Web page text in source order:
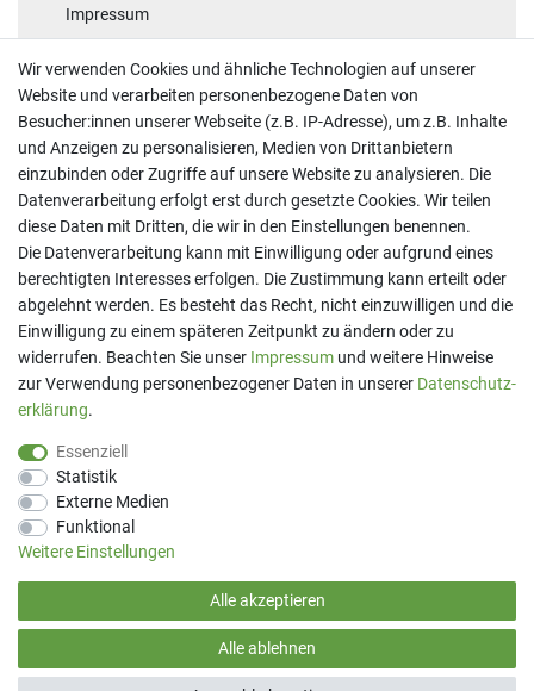
Impressum
Kontakt
Telefon:07191 - 9 33 21 80
E-Mail:info@printaro.de
Bürozeiten
Mo - Fr 09:00 Uhr - 13:00 Uhr
(*) Preise inkl. MwSt. zzglVersandkosten
Wir verwenden Cookies und ähnliche Technologien auf unserer
Website und verarbeiten personenbezogene Daten von
Besucher:innen unserer Webseite (z.B. IP-Adresse), um z.B. Inhalte
und Anzeigen zu personalisieren, Medien von Drittanbietern
einzubinden oder Zugriffe auf unsere Website zu analysieren. Die
Datenverarbeitung erfolgt erst durch gesetzte Cookies. Wir teilen
diese Daten mit Dritten, die wir in den Einstellungen benennen.
Die Datenverarbeitung kann mit Einwilligung oder aufgrund eines
berechtigten Interesses erfolgen. Die Zustimmung kann erteilt oder
abgelehnt werden. Es besteht das Recht, nicht einzuwilligen und die
Einwilligung zu einem späteren Zeitpunkt zu ändern oder zu
widerrufen. Beachten Sie unser Impressum und weitere Hinweise
zur Verwendung personenbezogener Daten in unserer Daten­schutz­
erklärung.
Essenziell
Statistik
Externe Medien
Funktional
Weitere Einstellungen
Alle akzeptieren
Alle ablehnen